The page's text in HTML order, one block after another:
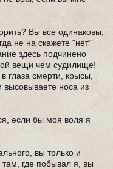
Вы все одинаковы,
не на скажете "нет"
здесь подчинено
вещи чем судилище!
глаза смерти, крысы,
высовываете носа из
если бы моя воля я
вы только и
где побывал я, вы